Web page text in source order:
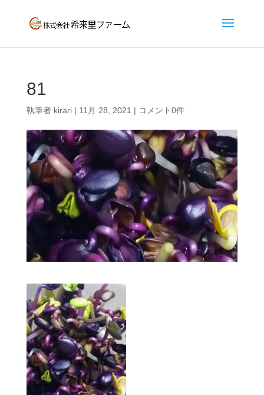
81
執筆者 kirari| 11月 28, 2021 | コメント0件